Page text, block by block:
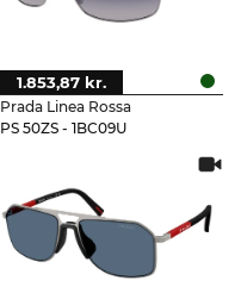
Prada Linea Rossa
PS 50ZS - 1BC09U
1.853,87 kr.